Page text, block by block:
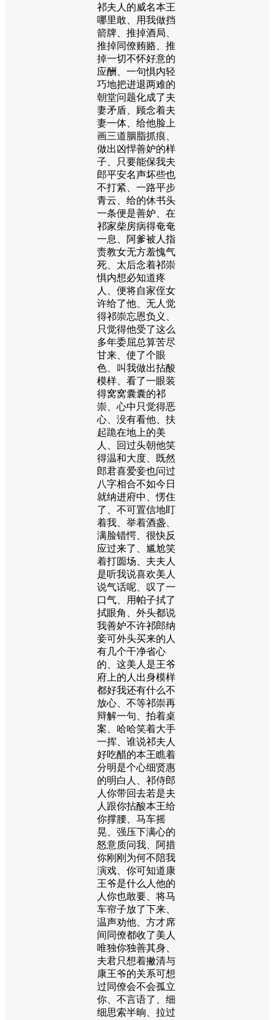
祁夫人的威名本王
哪里敢、用我做挡
箭牌、推掉酒局、
推掉同僚贿赂、推
掉一切不怀好意的
应酬、一句惧内轻
巧地把进退两难的
朝堂问题化成了夫
妻矛盾、顾念着夫
妻一体、给他脸上
画三道胭脂抓痕、
做出凶悍善妒的样
子、只要能保我夫
郎平安名声坏些也
不打紧、一路平步
青云、给的休书头
一条便是善妒、在
祁家柴房病得奄奄
一息、阿爹被人指
责教女无方羞愧气
死、太后念着祁崇
惧内想必知道疼
人、便将自家侄女
许给了他、无人觉
得祁崇忘恩负义、
只觉得他受了这么
多年委屈总算苦尽
甘来、使了个眼
色、叫我做出拈酸
模样、看了一眼装
得窝窝囊囊的祁
崇、心中只觉得恶
心、没有看他、扶
起跪在地上的美
人、回过头朝他笑
得温和大度、既然
郎君喜爱妾也问过
八字相合不如今日
就纳进府中、愣住
了、不可置信地盯
着我、举着酒盏、
满脸错愕、很快反
应过来了、尴尬笑
着打圆场、夫夫人
是听我说喜欢美人
说气话呢、叹了一
口气、用帕子拭了
拭眼角、外头都说
我善妒不许祁郎纳
妾可外头买来的人
有几个干净省心
的、这美人是王爷
府上的人出身模样
都好我还有什么不
放心、不等祁崇再
辩解一句、拍着桌
案、哈哈笑着大手
一挥、谁说祁夫人
好吃醋的本王瞧着
分明是个心细贤惠
的明白人、祁侍郎
人你带回去若是夫
人跟你拈酸本王给
你撑腰、马车摇
晃、强压下满心的
怒意质问我、阿措
你刚刚为何不陪我
演戏、你可知道康
王爷是什么人他的
人你也敢要、将马
车帘子放了下来、
温声劝他、方才席
间同僚都收了美人
唯独你独善其身、
夫君只想着撇清与
康王爷的关系可想
过同僚会不会孤立
你、不言语了、细
细思索半晌、拉过